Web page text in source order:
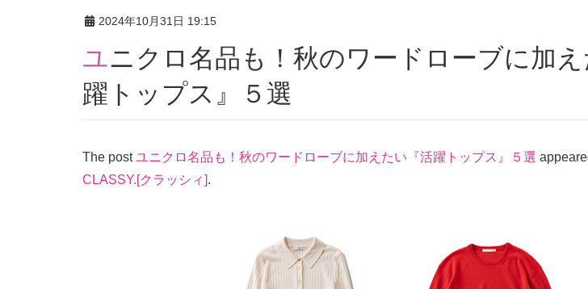
2024年10月31日 19:15
ユニクロ名品も！秋のワードローブに加えたい『活
躍トップス』５選
The postユニクロ名品も！秋のワードローブに加えたい『活躍トップス』５選
CLASSY.[クラッシィ].